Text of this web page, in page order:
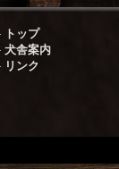
トップ
犬舎案内
リンク